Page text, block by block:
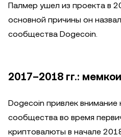
Палмер ушел из проекта в
основной причины он
сообщества Dogecoin.
2017–2018 гг.:
Dogecoin привлек внимание
сообщества во время
криптовалюты в начале